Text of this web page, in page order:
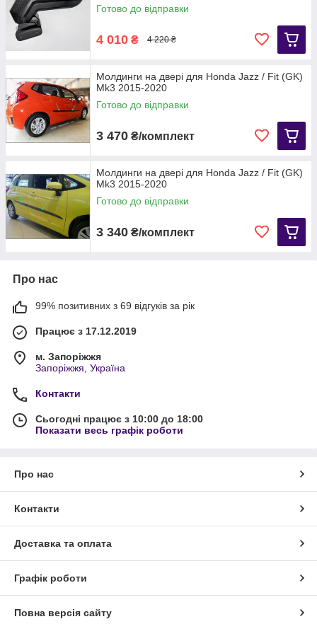
Готово до відправки
4 010 ₴ 4 220 ₴
Молдинги на двері для Honda Jazz / Fit (GK)
Mk3 2015-2020
Готово до відправки
3 470 ₴/комплект
Молдинги на двері для Honda Jazz / Fit (GK)
Mk3 2015-2020
Готово до відправки
3 340 ₴/комплект
Про нас
99% позитивних з 69 відгуків за рік
Працює з 17.12.2019
м. Запоріжжя
Запоріжжя, Україна
Контакти
Сьогодні працює з 10:00 до 18:00
Показати весь графік роботи
Про нас
Контакти
Доставка та оплата
Графік роботи
Повна версія сайту